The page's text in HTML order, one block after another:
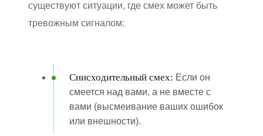
существуют ситуации, где смех может быть
тревожным сигналом:
Снисходительный смех: Если он
смеется над вами, а не вместе с
вами (высмеивание ваших ошибок
или внешности).